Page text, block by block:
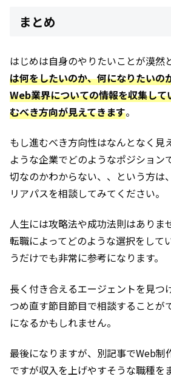
まとめ
はじめは自身のやりたいことが漠然
は何をしたいのか、何になりたいの
Web業界についての情報を収集して
むべき方向が見えてきます。
もし進むべき方向性はなんとなく見
ような企業でどのようなポジション
切なのかわからない、、という方は
リアパスを相談してみてください。
人生には攻略法や成功法則はありま
転職によってどのような選択をして
うだけでも非常に参考になります。
長く付き合えるエージェントを見つ
つめ直す節目節目で相談することが
になるかもしれません。
最後になりますが、別記事でWeb制
ですが収入を上げやすそうな職種を